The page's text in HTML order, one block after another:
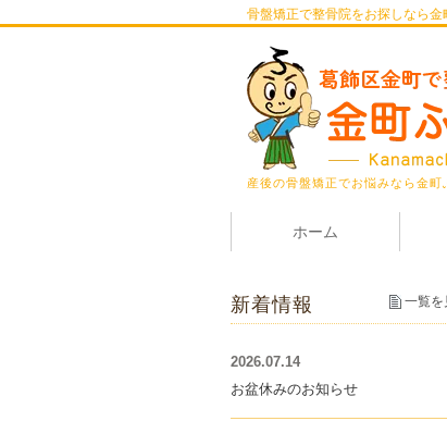
骨盤矯正で整骨院をお探しなら
産後の骨盤矯正でお悩みなら金
ホーム
新着情報 一覧を
2026.07.14
お盆休みのお知らせ